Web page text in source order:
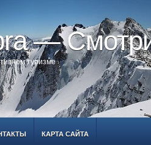
—
туризме
КАРТА САЙТА